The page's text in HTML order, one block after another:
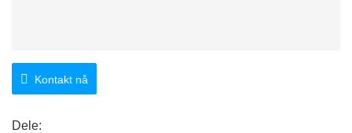
Kontakt nå
Dele: